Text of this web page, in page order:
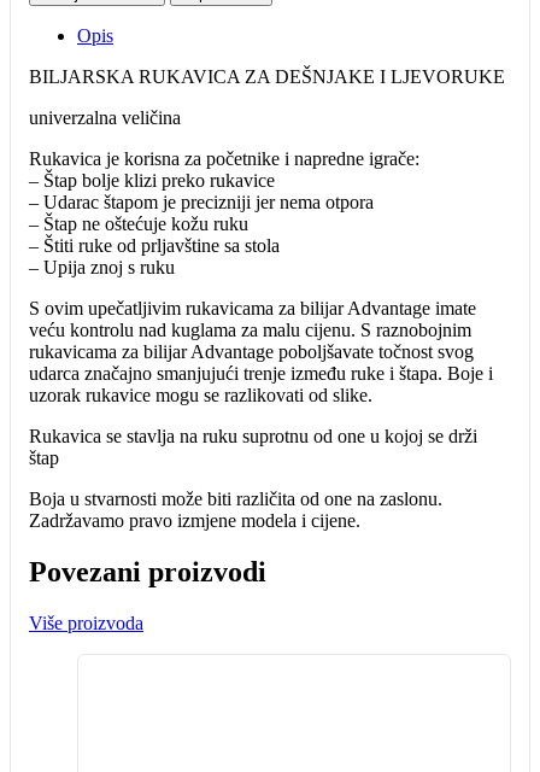
Opis
BILJARSKA RUKAVICA ZA DEŠNJAKE I LJEVORUKE
univerzalna veličina
Rukavica je korisna za početnike i napredne igrače:
– Štap bolje klizi preko rukavice
– Udarac štapom je precizniji jer nema otpora
– Štap ne oštećuje kožu ruku
– Štiti ruke od prljavštine sa stola
– Upija znoj s ruku
S ovim upečatljivim rukavicama za bilijar Advantage imate
veću kontrolu nad kuglama za malu cijenu. S raznobojnim
rukavicama za bilijar Advantage poboljšavate točnost svog
udarca značajno smanjujući trenje između ruke i štapa. Boje i
uzorak rukavice mogu se razlikovati od slike.
Rukavica se stavlja na ruku suprotnu od one u kojoj se drži
štap
Boja u stvarnosti može biti različita od one na zaslonu.
Zadržavamo pravo izmjene modela i cijene.
Povezani proizvodi
Više proizvoda